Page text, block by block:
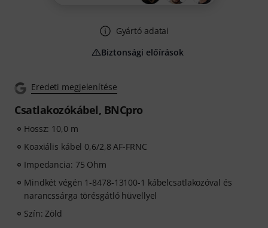
Eredeti megjelenítése
Csatlakozókábel, BNCpro
Hossz: 10,0 m
Koaxiális kábel 0,6/2,8 AF-FRNC
Impedancia: 75 Ohm
Mindkét végén 1-8478-13100-1 kábelcsatlakozóval és
narancssárga törésgátló hüvellyel
Szín: Zöld
Gyártó adatai
Biztonsági előírások